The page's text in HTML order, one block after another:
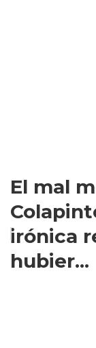
El mal
irónica
hubier...